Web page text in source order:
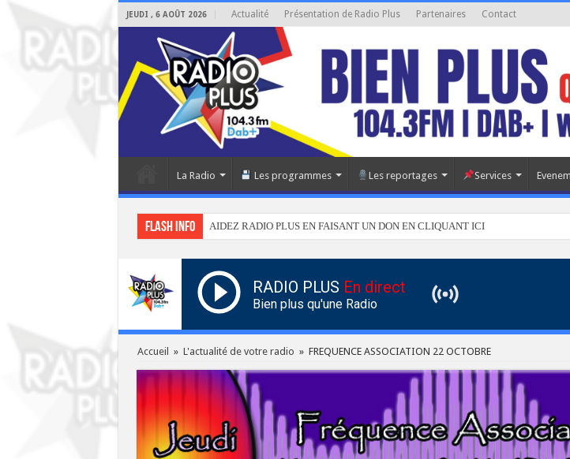
JEUDI , 6 AOÛT 2026 Actualité Présentation de Radio Plus Partenaires Contact
La Radio Les programmes Les reportages Services
Flash info AIDEZ RADIO PLUS EN FAISANT UN DON EN CLIQUANT ICI
RADIO PLUS En direct
Bien plus qu'une Radio
Accueil » L'actualité de votre radio » FREQUENCE ASSOCIATION 22 OCTOBRE